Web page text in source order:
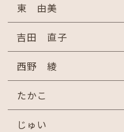
東 由美
吉田 直子
西野 綾
たかこ
じゅい